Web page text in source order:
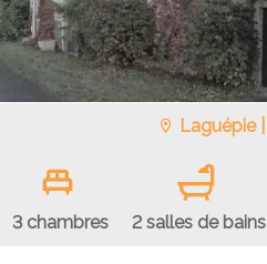
Laguépie |
3 chambres 2 salles de bains